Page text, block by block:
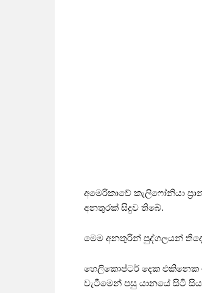
අමෙරිකාවේ කැලිෆෝනියා
අනතුරක් සිදුව තිබේ.
මෙම අනතුරින් පුද්ගලයන්
හෙලිකොප්ටර් දෙක එකිනෙක
වැටීමෙන් පසු යානයේ සිටි